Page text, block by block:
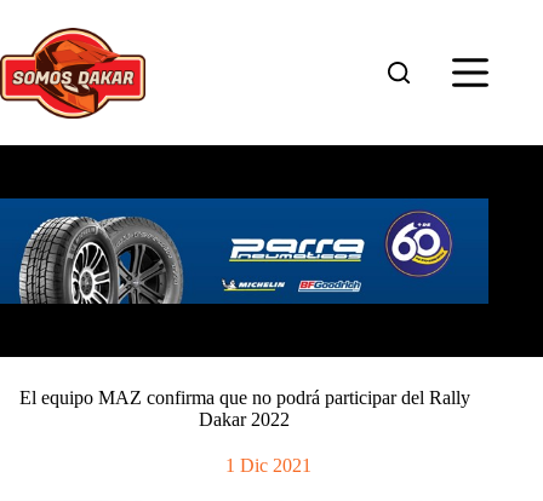
contenido
El equipo MAZ confirma que no podrá participar del Rally
Dakar 2022
1 Dic 2021